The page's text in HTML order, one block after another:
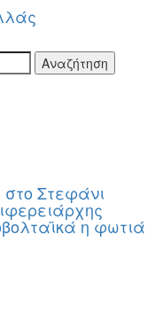
Στεφάνι
η φωτιά